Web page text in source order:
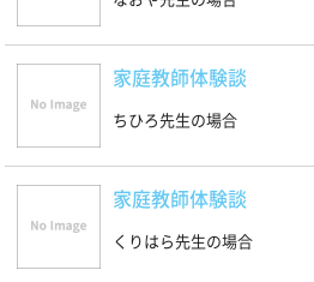
家庭教師体験談
ちひろ先生の場合
家庭教師体験談
くりはら先生の場合